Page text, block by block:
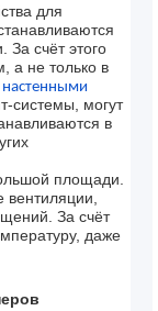
для
За счёт этого
а не только в
настенными
системы, могут
в
площади.
вентиляции,
За счёт
даже